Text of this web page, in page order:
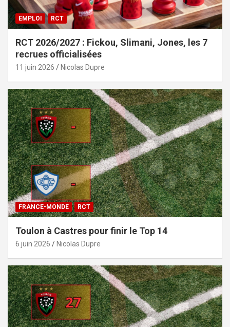
EMPLOI RCT
RCT 2026/2027 : Fickou, Slimani, Jones, les 7
recrues officialisées
11 juin 2026 Nicolas Dupre
FRANCE-MONDE RCT
Toulon à Castres pour finir le Top 14
6 juin 2026 Nicolas Dupre